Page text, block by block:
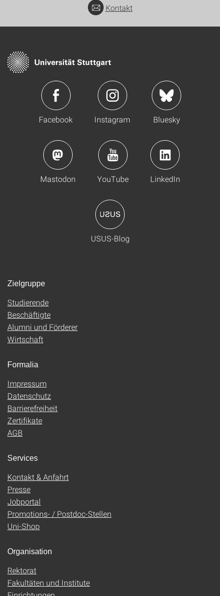
Kontakt
Facebook Instagram Bluesky
Mastodon YouTube LinkedIn
USUS-Blog
Zielgruppe
Studierende
Beschäftigte
Alumni und Förderer
Wirtschaft
Formalia
Impressum
Datenschutz
Barrierefreiheit
Zertifikate
AGB
Services
Kontakt & Anfahrt
Presse
Jobportal
Promotions- / Postdoc-Stellen
Uni-Shop
Organisation
Rektorat
Fakultäten und Institute